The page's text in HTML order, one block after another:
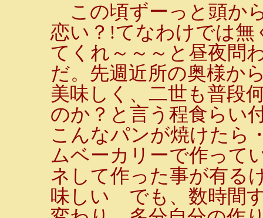
この頃ずーっと頭か
恋い？!てなわけでは無
てくれ～～～と昼夜問
だ。先週近所の奥様か
美味しく、二世も普段
のか？と言う程食らい
こんなパンが焼けたら
ムベーカリーで作って
ネして作った事が有る
味しい でも、数時間